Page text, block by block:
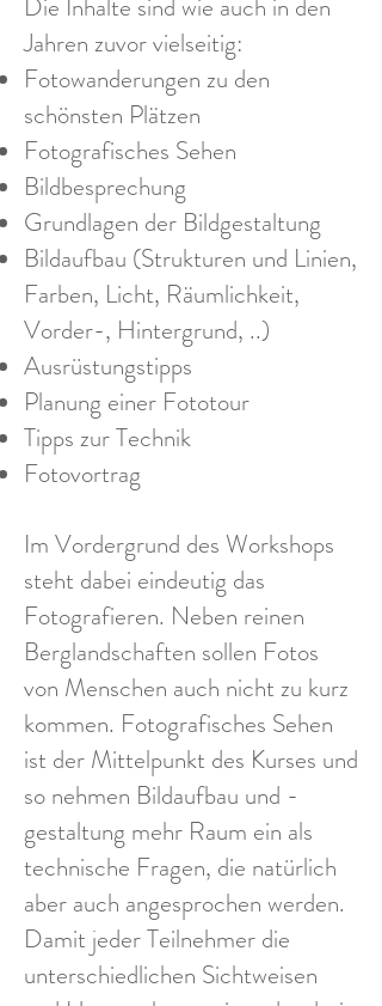
Die Inhalte sind wie auch in den
Jahren zuvor vielseitig:
Fotowanderungen zu den
schönsten Plätzen
Fotografisches Sehen
Bildbesprechung
Grundlagen der Bildgestaltung
Bildaufbau (Strukturen und Linien,
Farben, Licht, Räumlichkeit,
Vorder-, Hintergrund, ..)
Ausrüstungstipps
Planung einer Fototour
Tipps zur Technik
Fotovortrag
Im Vordergrund des Workshops
steht dabei eindeutig das
Fotografieren. Neben reinen
Berglandschaften sollen Fotos
von Menschen auch nicht zu kurz
kommen. Fotografisches Sehen
ist der Mittelpunkt des Kurses und
so nehmen Bildaufbau und -
gestaltung mehr Raum ein als
technische Fragen, die natürlich
aber auch angesprochen werden.
Damit jeder Teilnehmer die
unterschiedlichen Sichtweisen